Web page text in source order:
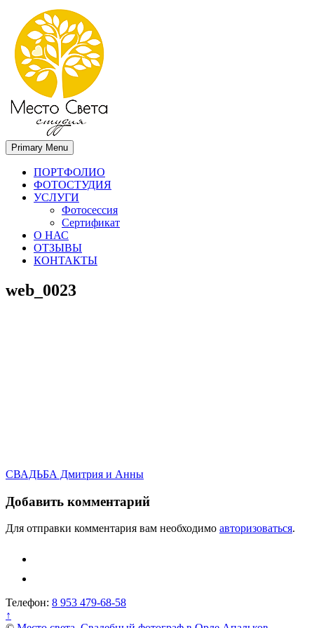
Место света. Свадебный фотограф в Орле Апальков Вячеслав
Свадебный фотограф в Орле
Primary Menu
ПОРТФОЛИО
ФОТОСТУДИЯ
УСЛУГИ
Фотосессия
Сертификат
О НАС
ОТЗЫВЫ
КОНТАКТЫ
web_0023
Навигация
по
записям
СВАДЬБА Дмитрия и Анны
Добавить комментарий
Для отправки комментария вам необходимо авторизоваться.
Телефон: 8 953 479-68-58
↑